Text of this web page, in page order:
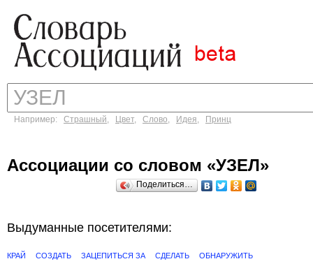
Например: Страшный, Цвет, Слово, Идея, Принц
Ассоциации со словом «УЗЕЛ»
Поделиться…
Выдуманные посетителями:
КРАЙ СОЗДАТЬ ЗАЦЕПИТЬСЯ ЗА СДЕЛАТЬ ОБНАРУЖИТЬ